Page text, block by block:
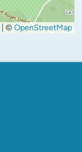
| © OpenStreetMap